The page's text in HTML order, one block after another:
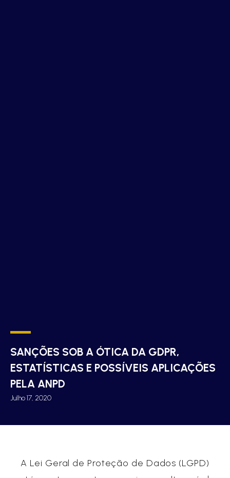
SANÇÕES SOB A ÓTICA DA GDPR,
ESTATÍSTICAS E POSSÍVEIS APLICAÇÕES
PELA ANPD
Julho 17, 2020
A Lei Geral de Proteção de Dados (LGPD)